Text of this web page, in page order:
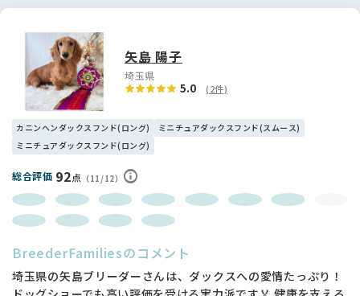
👑 血統について
お父さんはJKCチャンピオンで、現在はインターチャンピオン
を目指している優秀な血統です。そのため、この子も将来がと
ても楽しみで、見た目の美しさや体のバランスの良さにも納得
いただけると思います✨
🏡 ブリーダーよりひとこと
日々愛情を込めて大切に育てており、健康面や性格面にも気を
配りながら育成しています。骨格・毛量ともに申し分なく、性
格も穏やかなとても良い男の子です。ご家族の一員として、き
っとかけがえのない存在になってくれると思います。
素敵なご縁を心よりお待ちしております🐶💖
矢島 陽子
埼玉県
5.0 (2件)
カニンヘンダックスフンド(ロング)
ミニチュアダックスフンド(スムース)
ミニチュアダックスフンド(ロング)
総合評価 92点 （11/12）
BreederFamiliesのコメント
埼玉県の矢島ブリーダーさんは、ダックスへの愛情たっぷり！